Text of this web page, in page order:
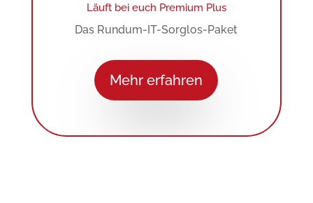
Läuft bei euch Premium Plus
Das Rundum-IT-Sorglos-Paket
Mehr erfahren